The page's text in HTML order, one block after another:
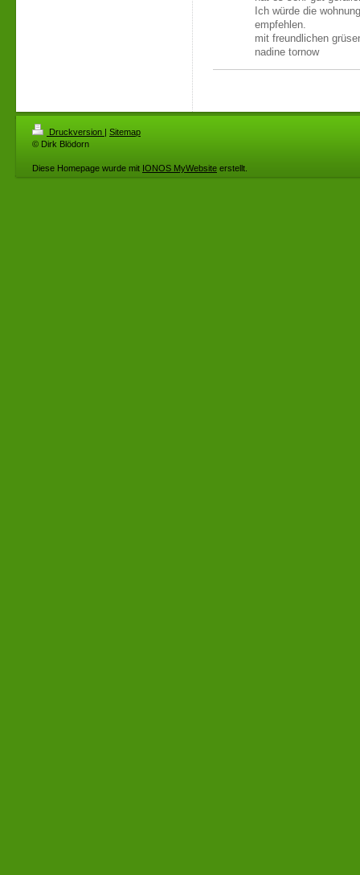
Ich würde die
empfehlen.
mit freundlichen
nadine tornow
Druckversion | Sitemap
© Dirk Blödorn
Diese Homepage wurde mit IONOS MyWebsite erstellt.